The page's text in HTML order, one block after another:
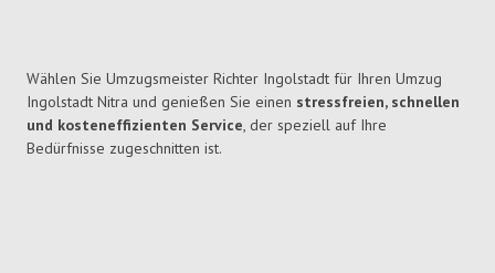
Wählen Sie Umzugsmeister Richter Ingolstadt für Ihren Umzug
Ingolstadt Nitra und genießen Sie einen stressfreien, schnellen
und kosteneffizienten Service, der speziell auf Ihre
Bedürfnisse zugeschnitten ist.